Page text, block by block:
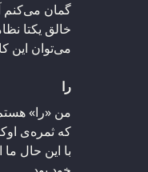
گمان می‌کنم
خالق یکتا
می‌توان این
را
من «را»
که ثمره‌ی
با این حال